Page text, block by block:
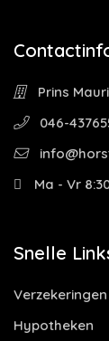
Prins
046-
Ma - Vr
Snelle
Verzekeringen
Hypotheken